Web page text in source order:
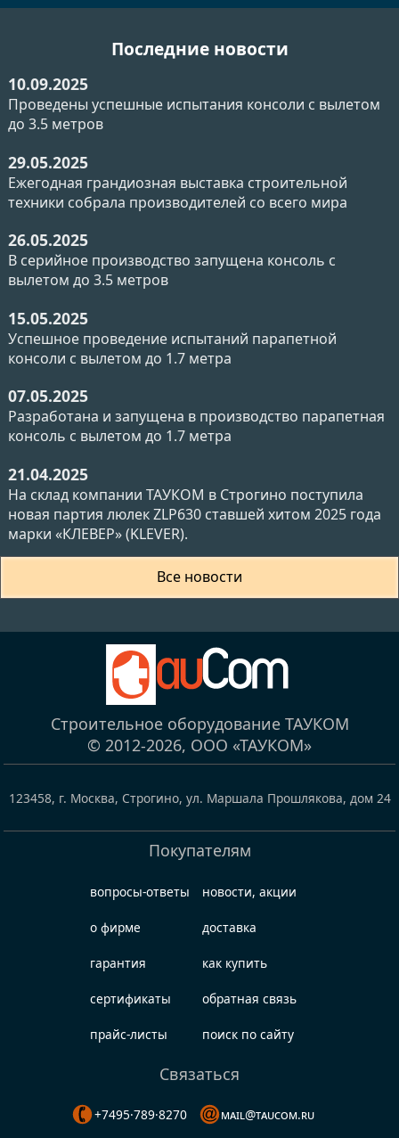
Последние новости
10.09.2025
Проведены успешные испытания консоли с вылетом
до 3.5 метров
29.05.2025
Ежегодная грандиозная выставка строительной
техники собрала производителей со всего мира
26.05.2025
В серийное производство запущена консоль с
вылетом до 3.5 метров
15.05.2025
Успешное проведение испытаний парапетной
консоли с вылетом до 1.7 метра
07.05.2025
Разработана и запущена в производство парапетная
консоль с вылетом до 1.7 метра
21.04.2025
На склад компании ТАУКОМ в Строгино поступила
новая партия люлек ZLP630 ставшей хитом 2025 года
марки «КЛЕВЕР» (KLEVER).
Все новости
Строительное оборудование ТАУКОМ
© 2012-2026, ООО «ТАУКОМ»
123458, г. Москва, Строгино, ул. Маршала Прошлякова, дом 24
Покупателям
вопросы-ответы
о фирме
гарантия
сертификаты
прайс-листы
новости, акции
доставка
как купить
обратная связь
поиск по сайту
Связаться
+7495·789·8270 mail@taucom.ru